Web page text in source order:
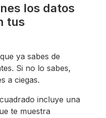
los datos
tus
ya sabes de
Si no lo sabes,
a ciegas.
incluye una
te muestra